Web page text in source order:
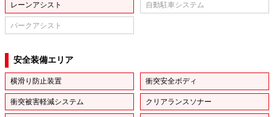
レーンアシスト 自動駐車システム
パークアシスト
安全装備エリア
横滑り防止装置 衝突安全ボディ
衝突被害軽減システム クリアランスソナー